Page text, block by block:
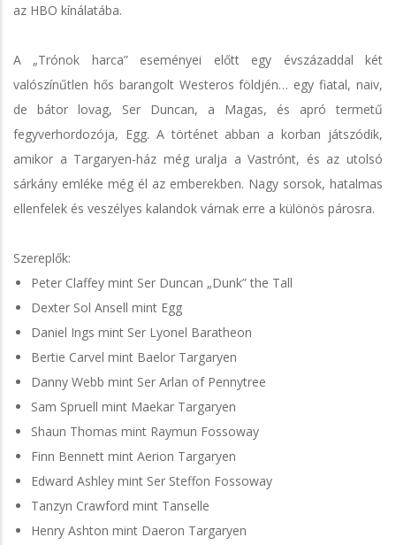
az HBO kínálatába.
A „Trónok harca” eseményei előtt egy évszázaddal két
valószínűtlen hős barangolt Westeros földjén… egy fiatal, naiv,
de bátor lovag, Ser Duncan, a Magas, és apró termetű
fegyverhordozója, Egg. A történet abban a korban játszódik,
amikor a Targaryen-ház még uralja a Vastrónt, és az utolsó
sárkány emléke még él az emberekben. Nagy sorsok, hatalmas
ellenfelek és veszélyes kalandok várnak erre a különös párosra.
Szereplők:
Peter Claffey mint Ser Duncan „Dunk” the Tall
Dexter Sol Ansell mint Egg
Daniel Ings mint Ser Lyonel Baratheon
Bertie Carvel mint Baelor Targaryen
Danny Webb mint Ser Arlan of Pennytree
Sam Spruell mint Maekar Targaryen
Shaun Thomas mint Raymun Fossoway
Finn Bennett mint Aerion Targaryen
Edward Ashley mint Ser Steffon Fossoway
Tanzyn Crawford mint Tanselle
Henry Ashton mint Daeron Targaryen